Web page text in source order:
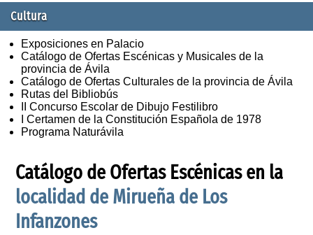
Cultura
Exposiciones en Palacio
Catálogo de Ofertas Escénicas y Musicales de la
provincia de Ávila
Catálogo de Ofertas Culturales de la provincia de Ávila
Rutas del Bibliobús
II Concurso Escolar de Dibujo Festilibro
I Certamen de la Constitución Española de 1978
Programa Naturávila
Catálogo de Ofertas Escénicas en la
localidad de Mirueña de Los
Infanzones